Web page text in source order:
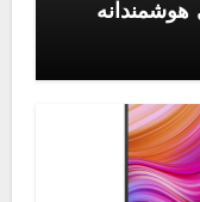
هوشمندانه